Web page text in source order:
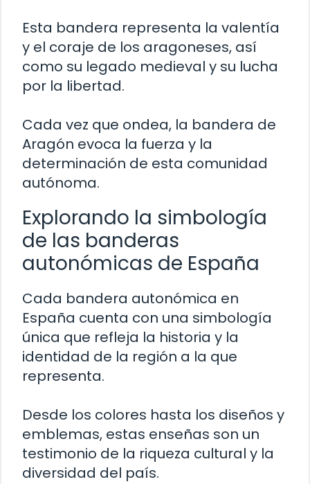
Esta bandera representa la valentía
y el coraje de los aragoneses, así
como su legado medieval y su lucha
por la libertad.
Cada vez que ondea, la bandera de
Aragón evoca la fuerza y la
determinación de esta comunidad
autónoma.
Explorando la simbología
de las banderas
autonómicas de España
Cada bandera autonómica en
España cuenta con una simbología
única que refleja la historia y la
identidad de la región a la que
representa.
Desde los colores hasta los diseños y
emblemas, estas enseñas son un
testimonio de la riqueza cultural y la
diversidad del país.